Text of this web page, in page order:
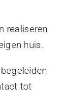
realiseren
huis.
tot